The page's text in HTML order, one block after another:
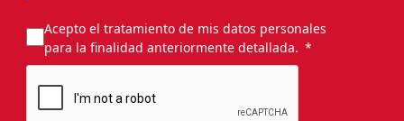
Acepto el tratamiento de mis datos personales
para la finalidad anteriormente detallada.